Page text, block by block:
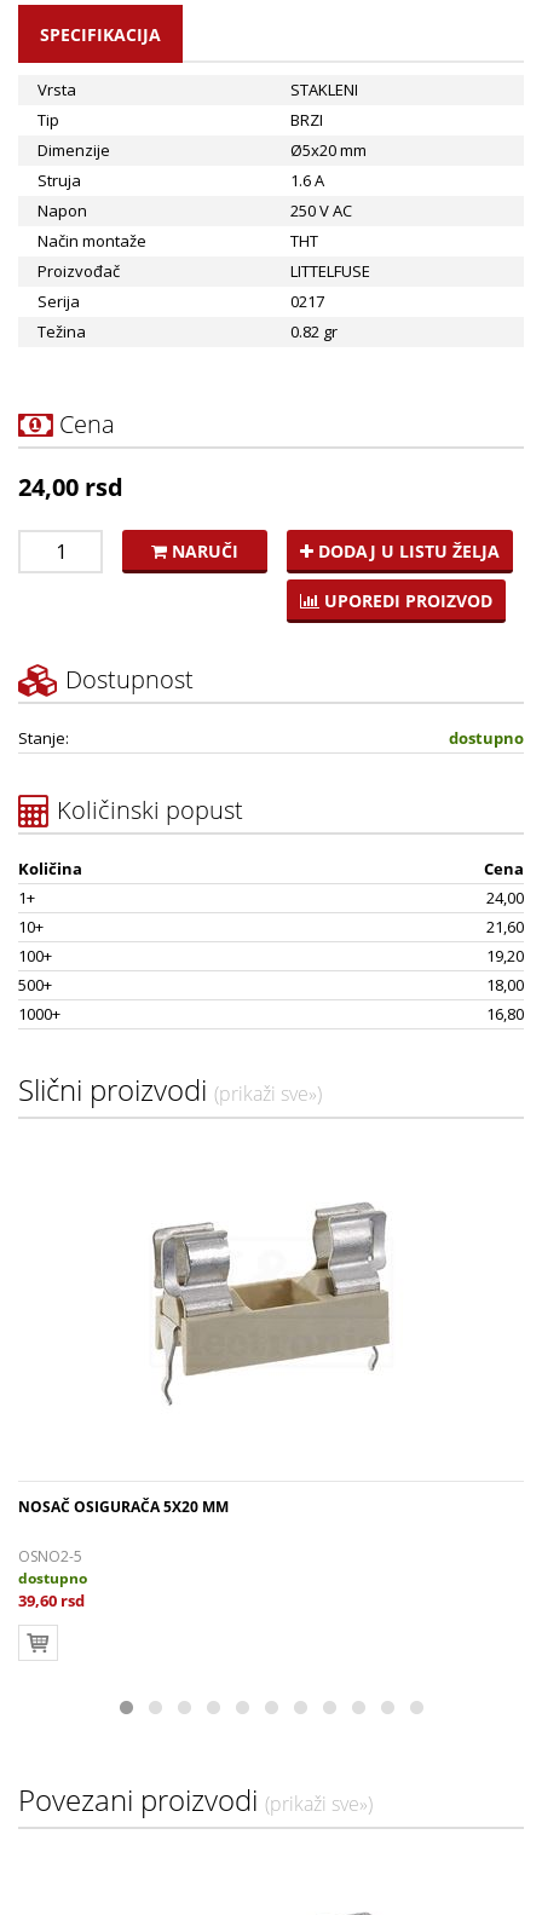
SPECIFIKACIJA
Vrsta
STAKLENI
Tip
BRZI
Dimenzije
Ø5x20 mm
Struja
1.6 A
Napon
250 V AC
Način montaže
THT
Proizvođač
LITTELFUSE
Serija
0217
Težina
0.82 gr
Cena
24,00 rsd
NARUČI DODAJ U LISTU ŽELJA
UPOREDI PROIZVOD
Dostupnost
Stanje: dostupno
Količinski popust
Količina
Cena
1+
24,00
10+
21,60
100+
19,20
500+
18,00
1000+
16,80
Slični proizvodi (prikaži sve»)
NOSAČ OSIGURAČA 5X20 MM
OSNO2-5
dostupno
39,60 rsd
Povezani proizvodi (prikaži sve»)